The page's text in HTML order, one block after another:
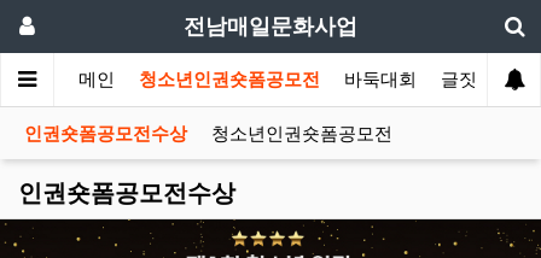
전남매일문화사업
메인 청소년인권숏폼공모전 바둑대회 글짓기대회
인권숏폼공모전수상 청소년인권숏폼공모전
인권숏폼공모전수상